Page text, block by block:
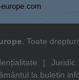
. Toate
| Juridic
la buletin